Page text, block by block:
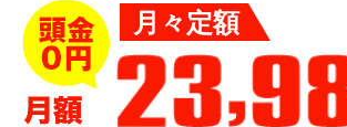
月々定額